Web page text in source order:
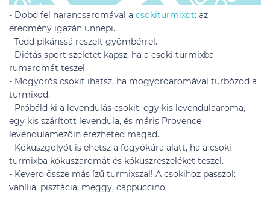
- Dobd fel narancsaromával a csokiturmixot: az
eredmény igazán ünnepi.
- Tedd pikánssá reszelt gyömbérrel.
- Diétás sport szeletet kapsz, ha a csoki turmixba
rumaromát teszel.
- Mogyorós csokit ihatsz, ha mogyoróaromával turbózod a
turmixod.
- Próbáld ki a levendulás csokit: egy kis levendulaaroma,
egy kis szárított levendula, és máris Provence
levendulamezőin érezheted magad.
- Kókuszgolyót is ehetsz a fogyókúra alatt, ha a csoki
turmixba kókuszaromát és kókuszreszeléket teszel.
- Keverd össze más ízű turmixszal! A csokihoz passzol:
vanília, pisztácia, meggy, cappuccino.